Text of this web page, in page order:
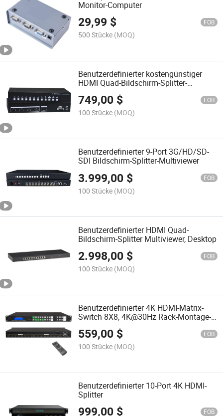
Monitor-Computer
29,99 $ FOB
500 Stücke (MOQ)
Benutzerdefinierter kostengünstiger
HDMI Quad-Bildschirm-Splitter-
749,00 $ FOB
100 Stücke (MOQ)
Benutzerdefinierter 9-Port 3G/HD/SD-
SDI Bildschirm-Splitter-Multiviewer
3.999,00 $ FOB
100 Stücke (MOQ)
Benutzerdefinierter HDMI Quad-
Bildschirm-Splitter Multiviewer, Desktop
2.998,00 $ FOB
100 Stücke (MOQ)
Benutzerdefinierter 4K HDMI-Matrix-
Switch 8X8, 4K@30Hz Rack-Montage-
Switch und Splitter mit
Hintergrundbeleuchtung RS232 LAN-
Anschluss und EDID, integrierter Us Adi-
Chip (8 in 8 aus)
559,00 $ FOB
100 Stücke (MOQ)
Benutzerdefinierter 10-Port 4K HDMI-
Splitter
999,00 $ FOB